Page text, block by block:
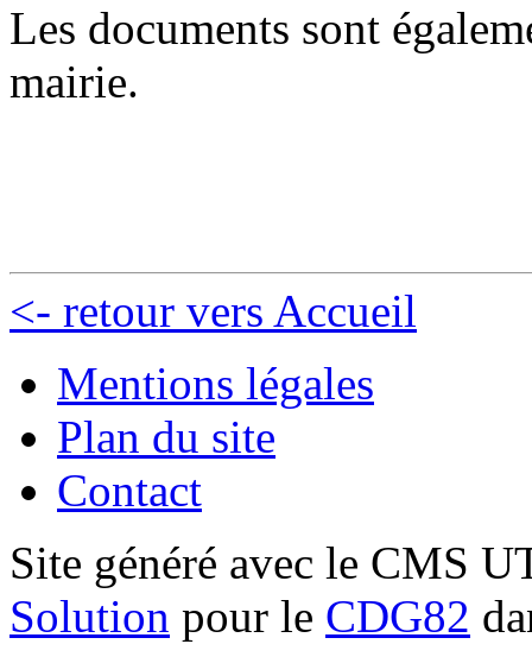
Les documents sont
mairie.
<- retour vers Accueil
Mentions légales
Plan du site
Contact
Site généré avec le CMS
Solution pour le CDG82